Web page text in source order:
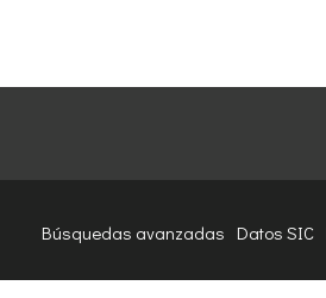
Búsquedas avanzadas Datos SIC